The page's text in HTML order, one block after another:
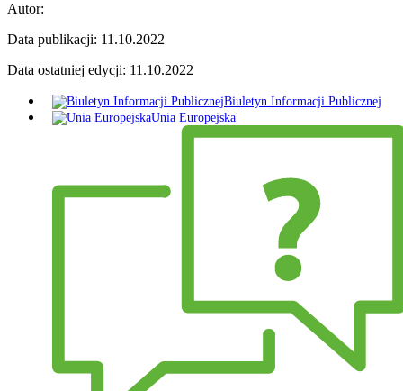
Autor:
Data publikacji: 11.10.2022
Data ostatniej edycji: 11.10.2022
Biuletyn Informacji Publicznej
Unia Europejska